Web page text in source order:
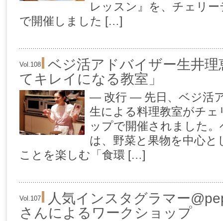
レッスン』を、チェリ
で開催しました […]
Vol.108
ベジ活アドバイザー生井
てキレイになる教室」
— 改行 — 先日、ベジ活
生による料理教室がチ
ップで開催されました
は、野菜と果物を中心
ことを楽しむ「食環 […]
Vol.107
人気インスタグラマー
さんによるワークショップ